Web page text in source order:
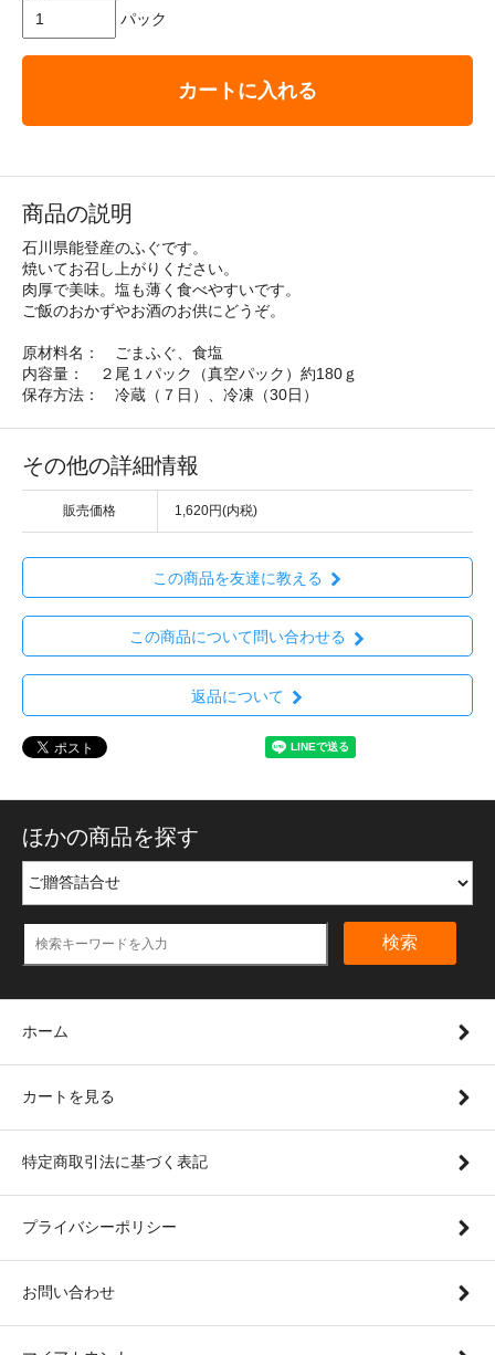
パック
カートに入れる
商品の説明
石川県能登産のふぐです。
焼いてお召し上がりください。
肉厚で美味。塩も薄く食べやすいです。
ご飯のおかずやお酒のお供にどうぞ。
原材料名： ごまふぐ、食塩
内容量： ２尾１パック（真空パック）約180ｇ
保存方法： 冷蔵（７日）、冷凍（30日）
その他の詳細情報
販売価格 1,620円(内税)
この商品を友達に教える
この商品について問い合わせる
返品について
ほかの商品を探す
検索
ホーム
カートを見る
特定商取引法に基づく表記
プライバシーポリシー
お問い合わせ